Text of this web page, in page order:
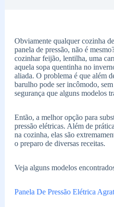
Obviamente qualquer cozinha
panela de pressão, não é
cozinhar feijão, lentilha, uma
aquela sopa quentinha no
aliada. O problema é que além
barulho pode ser incômodo,
segurança que alguns modelos
Então, a melhor opção para
pressão elétricas. Além de
na cozinha, elas são
o preparo de diversas receitas.
Veja alguns modelos
Panela De Pressão Elétrica